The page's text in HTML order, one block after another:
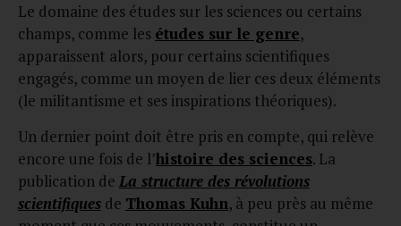
Le domaine des études sur les sciences ou certains
champs, comme les études sur le genre,
apparaissent alors, pour certains scientifiques
engagés, comme un moyen de lier ces deux éléments
(le militantisme et ses inspirations théoriques).
Un dernier point doit être pris en compte, qui relève
encore une fois de l’histoire des sciences. La
publication de La structure des révolutions
scientifiques de Thomas Kuhn, à peu près au même